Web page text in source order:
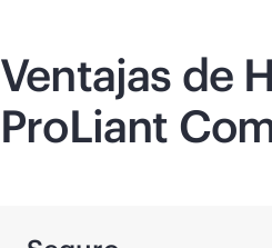
Ventajas de
ProLiant